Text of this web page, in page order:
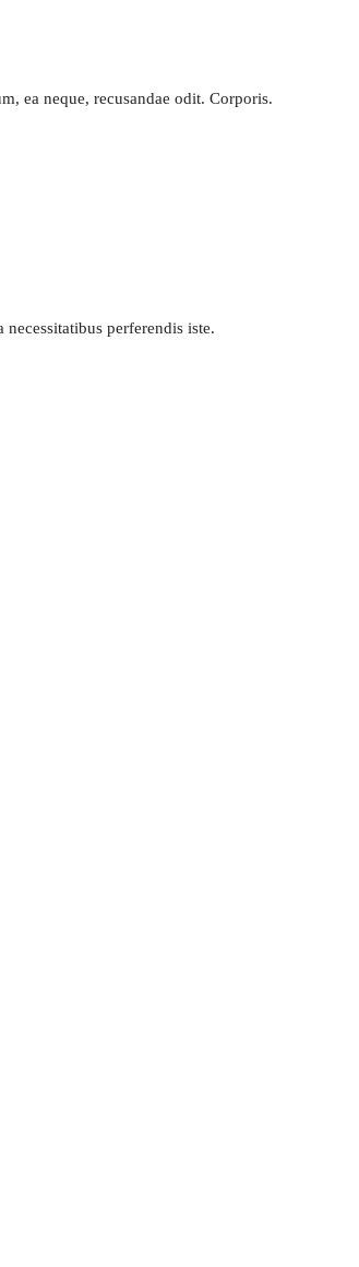
ea neque, recusandae odit. Corporis.
perferendis iste.